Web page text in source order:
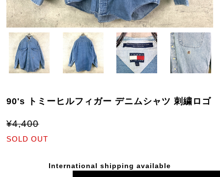
90's トミーヒルフィガー デニムシャツ 刺繍ロゴ
¥4,400
SOLD OUT
International shipping available